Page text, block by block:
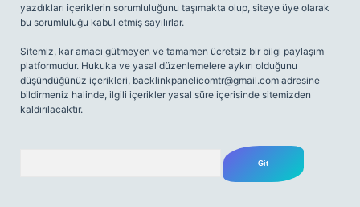
yazdıkları içeriklerin sorumluluğunu taşımakta olup, siteye üye olarak
bu sorumluluğu kabul etmiş sayılırlar.
Sitemiz, kar amacı gütmeyen ve tamamen ücretsiz bir bilgi paylaşım
platformudur. Hukuka ve yasal düzenlemelere aykırı olduğunu
düşündüğünüz içerikleri, backlinkpanelicomtr@gmail.com adresine
bildirmeniz halinde, ilgili içerikler yasal süre içerisinde sitemizden
kaldırılacaktır.